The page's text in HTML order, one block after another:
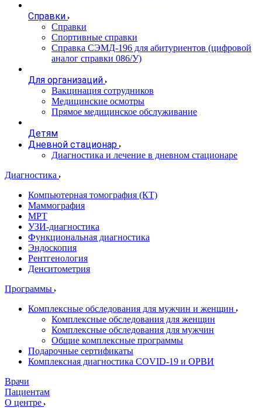
Справки
Справки
Спортивные справки
Справка СЭМД‑196 для абитуриентов (цифровой
аналог справки 086/У)
Для организаций
Вакцинация сотрудников
Медицинские осмотры
Прямое медицинское обслуживание
Детям
Дневной стационар
Диагностика и лечение в дневном стационаре
Диагностика
Компьютерная томография (КТ)
Маммография
МРТ
УЗИ-диагностика
Функциональная диагностика
Эндоскопия
Рентгенология
Денситометрия
Программы
Комплексные обследования для мужчин и женщин
Комплексные обследования для женщин
Комплексные обследования для мужчин
Общие комплексные программы
Подарочные сертификаты
Комплексная диагностика COVID-19 и ОРВИ
Врачи
Пациентам
О центре